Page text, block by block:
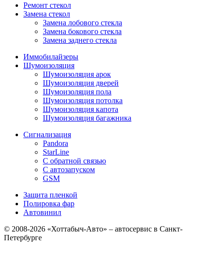
Ремонт стекол
Замена стекол
Замена лобового стекла
Замена бокового стекла
Замена заднего стекла
Иммобилайзеры
Шумоизоляция
Шумоизоляция арок
Шумоизоляция дверей
Шумоизоляция пола
Шумоизоляция потолка
Шумоизоляция капота
Шумоизоляция багажника
Сигнализация
Pandora
StarLine
С обратной связью
С автозапуском
GSM
Защита пленкой
Полировка фар
Автовинил
© 2008-2026 «Хоттабыч-Авто» – автосервис в Санкт-
Петербурге